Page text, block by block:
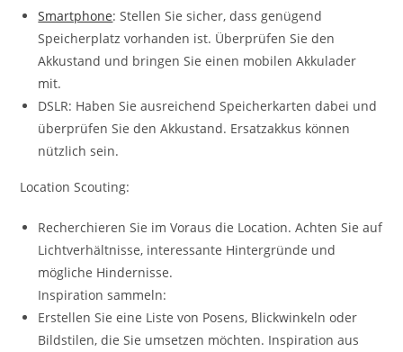
Smartphone: Stellen Sie sicher, dass genügend
Speicherplatz vorhanden ist. Überprüfen Sie den
Akkustand und bringen Sie einen mobilen Akkulader
mit.
DSLR: Haben Sie ausreichend Speicherkarten dabei und
überprüfen Sie den Akkustand. Ersatzakkus können
nützlich sein.
Location Scouting:
Recherchieren Sie im Voraus die Location. Achten Sie auf
Lichtverhältnisse, interessante Hintergründe und
mögliche Hindernisse.
Inspiration sammeln:
Erstellen Sie eine Liste von Posens, Blickwinkeln oder
Bildstilen, die Sie umsetzen möchten. Inspiration aus